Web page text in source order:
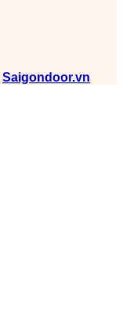
Saigondoor.vn